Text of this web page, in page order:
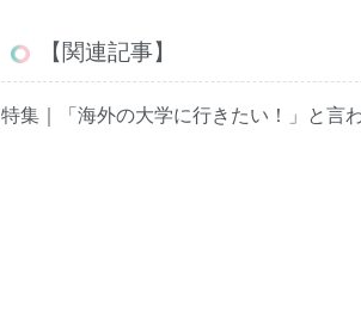
【関連記事】
特集｜「海外の大学に行きたい！」と言